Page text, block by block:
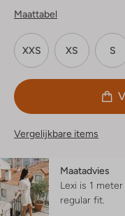
Maattabel
XXS XS S
Vergelijkbare items
Maatadvies
Lexi is 1
regular fit